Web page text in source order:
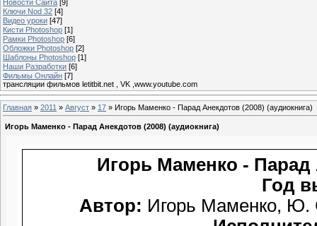
Новости Сайта [9]
Ключи Nod 32 [4]
Видео уроки [47]
Кисти Photoshop [1]
Рамки Photoshop [6]
Обложки Photoshop [2]
Шаблоны Photoshop [1]
Наши Разработки [6]
Фильмы Онлайн [7]
трансляции фильмов letitbit.net , VK ,www.youtube.com
Главная » 2011 » Август » 17 » Игорь Маменко - Парад Анекдотов (2008) (аудиокнига)
Игорь Маменко - Парад Анекдотов (2008) (аудиокнига)
Игорь Маменко - Парад
Автор: